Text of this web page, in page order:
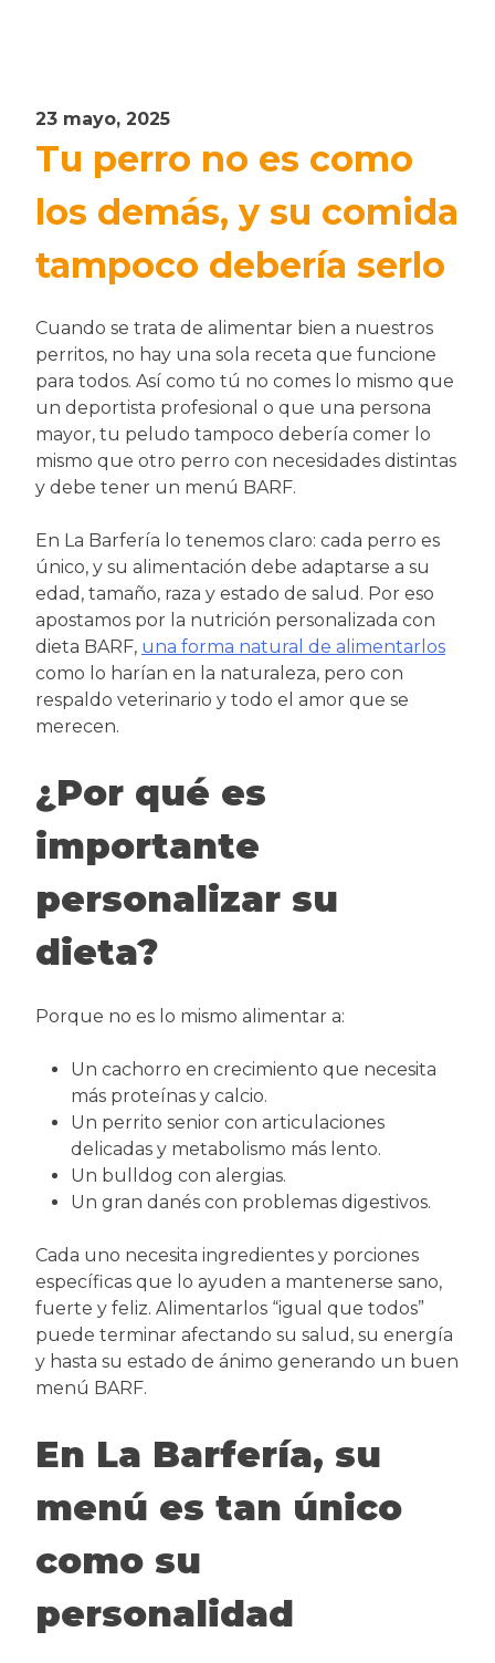
23 mayo, 2025
Tu perro no es como
los demás, y su comida
tampoco debería serlo
Cuando se trata de alimentar bien a nuestros
perritos, no hay una sola receta que funcione
para todos. Así como tú no comes lo mismo que
un deportista profesional o que una persona
mayor, tu peludo tampoco debería comer lo
mismo que otro perro con necesidades distintas
y debe tener un menú BARF.
En La Barfería lo tenemos claro: cada perro es
único, y su alimentación debe adaptarse a su
edad, tamaño, raza y estado de salud. Por eso
apostamos por la nutrición personalizada con
dieta BARF, una forma natural de alimentarlos
como lo harían en la naturaleza, pero con
respaldo veterinario y todo el amor que se
merecen.
¿Por qué es
importante
personalizar su
dieta?
Porque no es lo mismo alimentar a:
Un cachorro en crecimiento que necesita
más proteínas y calcio.
Un perrito senior con articulaciones
delicadas y metabolismo más lento.
Un bulldog con alergias.
Un gran danés con problemas digestivos.
Cada uno necesita ingredientes y porciones
específicas que lo ayuden a mantenerse sano,
fuerte y feliz. Alimentarlos “igual que todos”
puede terminar afectando su salud, su energía
y hasta su estado de ánimo generando un buen
menú BARF.
En La Barfería, su
menú es tan único
como su
personalidad